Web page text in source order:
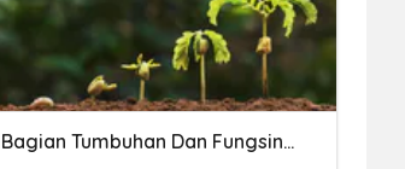
Bagian Tumbuhan Dan Fungsinya